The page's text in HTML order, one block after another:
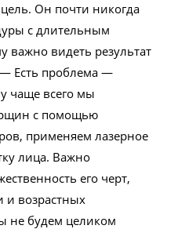
Он почти никогда
с длительным
важно видеть результат
— Есть проблема —
чаще всего мы
с помощью
применяем лазерное
лица. Важно
его черт,
и возрастных
не будем целиком